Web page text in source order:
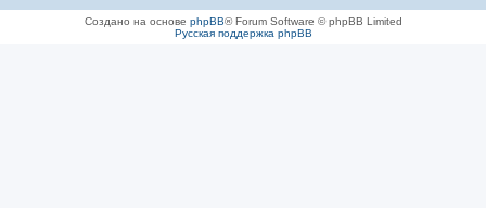
Создано на основе phpBB® Forum Software © phpBB Limited
Русская поддержка phpBB